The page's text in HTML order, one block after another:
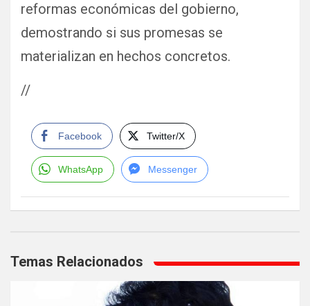
reformas económicas del gobierno,
demostrando si sus promesas se
materializan en hechos concretos.
//
Facebook Twitter/X
WhatsApp Messenger
de
Temas Relacionados